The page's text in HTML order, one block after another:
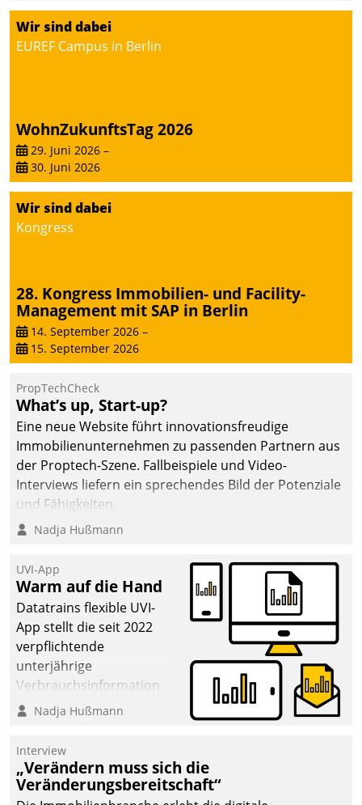
Wir sind dabei
EUREF Campus in Berlin
WohnZukunftsTag 2026
29. Juni 2026 –
30. Juni 2026
Wir sind dabei
Kongress
28. Kongress Immobilien- und Facility-
Management mit SAP in Berlin
14. September 2026 –
15. September 2026
PropTechCheck
What’s up, Start-up?
Eine neue Website führt innovationsfreudige
Immobilienunternehmen zu passenden Partnern aus
der Proptech-Szene. Fallbeispiele und Video-
Interviews liefern ein sprechendes Bild der Potenziale
und Fähigkeiten.
Nadja Hußmann
UVI-App
Warm auf die Hand
Datatrains flexible UVI-
App stellt die seit 2022
verpflichtende
unterjährige
Verbrauchsinformation
schnell, zuverlässig und
Die monatlichen
Mitteilungen zum
Heizungs- und
Nadja Hußmann
Interview
„Verändern muss sich die
Veränderungsbereitschaft“